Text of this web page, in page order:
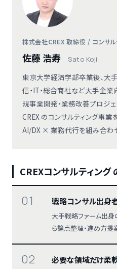
株式会社CREX 取締役 / コンサ
佐藤 浩寿 Sato Koji
東京大学経済学部卒業後、大
信・IT・総合商社など大手企
規事業開発・業務改善プロジ
CREX のコンサルティング事業
AI/DX × 業務代行を組み合わ
CREXコンサルティング
01 戦略コンサル出身
大手戦略ファーム出身
ら論点整理・進め方提
02 必要な領域だけ柔